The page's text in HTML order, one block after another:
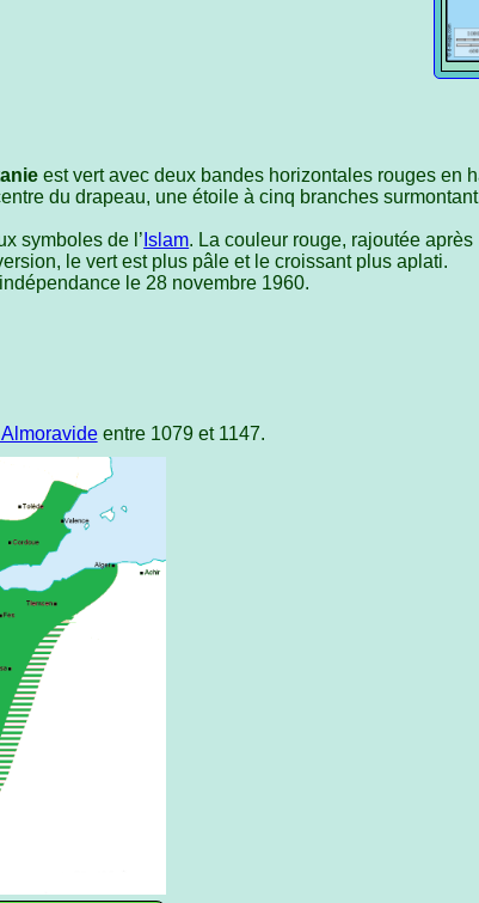
est vert avec deux bandes horizontales rouges en
du drapeau, une étoile à cinq branches
symboles de l’ Islam. La couleur rouge, rajoutée
le vert est plus pâle et le croissant plus aplati.
le 28 novembre 1960.
entre 1079 et 1147.